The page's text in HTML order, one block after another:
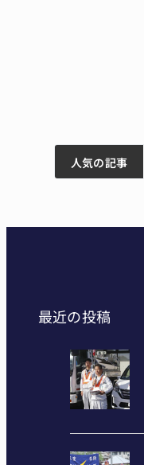
人気の記事
ィアで清掃 伊賀
最近の投稿